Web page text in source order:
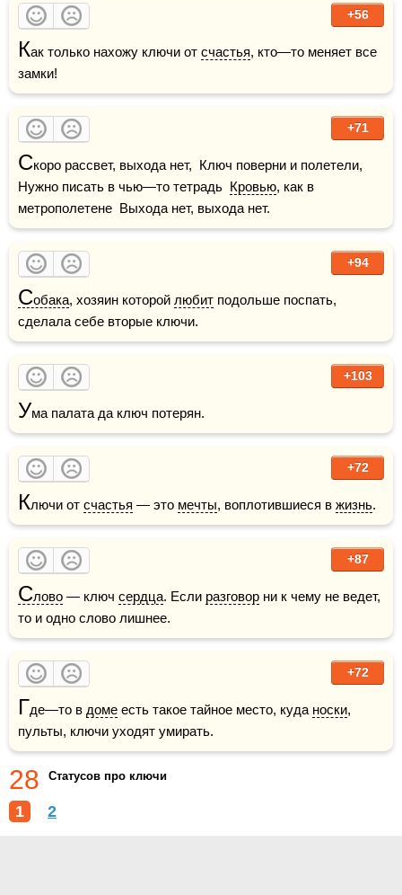
+56
Как только нахожу ключи от счастья, кто—то меняет все
замки!
+71
Скоро рассвет, выхода нет,  Ключ поверни и полетели,
Нужно писать в чью—то тетрадь Кровью, как в
метрополетене  Выхода нет, выхода нет.
+94
Собака, хозяин которой любит подольше поспать,
сделала себе вторые ключи.
+103
Ума палата да ключ потерян.
+72
Ключи от счастья — это мечты, воплотившиеся в жизнь.
+87
Слово — ключ сердца. Если разговор ни к чему не ведет,
то и одно слово лишнее.
+72
Где—то в доме есть такое тайное место, куда носки,
пульты, ключи уходят умирать.
28 Статусов про ключи
1 2